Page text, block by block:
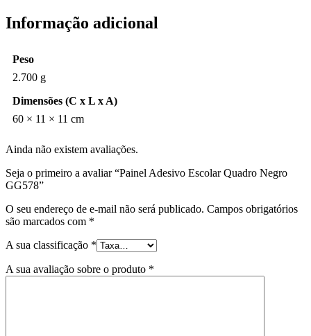
Informação adicional
Peso
2.700 g
Dimensões (C x L x A)
60 × 11 × 11 cm
Ainda não existem avaliações.
Seja o primeiro a avaliar “Painel Adesivo Escolar Quadro Negro
GG578”
O seu endereço de e-mail não será publicado. Campos obrigatórios
são marcados com *
A sua classificação *
A sua avaliação sobre o produto *